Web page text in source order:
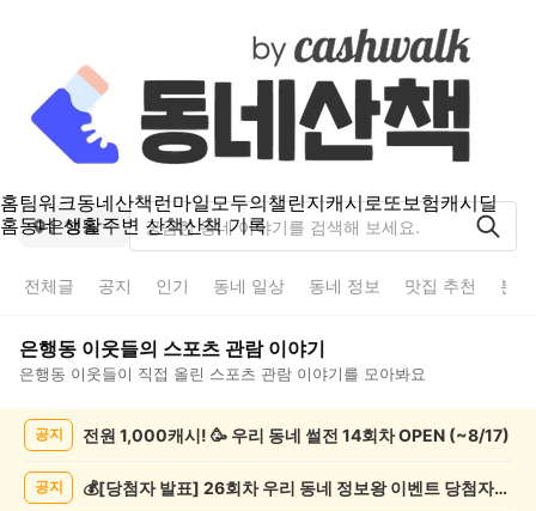
홈팀워크동네산책런마일모두의챌린지캐시로또보험캐시딜
홈동네 생활주변 산책산책 기록
은행동
전체글 공지 인기 동네 일상 동네 정보 맛집 추천 분
은행동 이웃들의 스포츠 관람이야기
은행동 이웃들이 직접 올린 스포츠 관람 이야기를 모아봐요
공지 전원 1,000캐시! 🥳 우리 동네 썰전 14회차 OPEN (~8/17)
공지 💰[당첨자 발표] 26회차 우리 동네 정보왕 이벤트 당첨자를 발표합니다!